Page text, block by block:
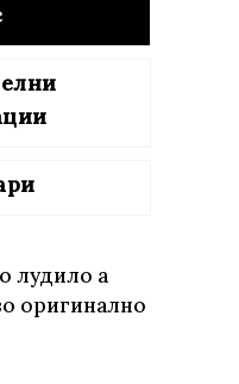
лудило а
оригинално